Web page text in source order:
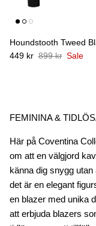
Houndstooth Tweed
449 kr 899 kr Sale
FEMININA &
Här på Coventina
om att en välgjord
känna dig snygg
det är en elegant
en blazer med unika
att erbjuda blazers